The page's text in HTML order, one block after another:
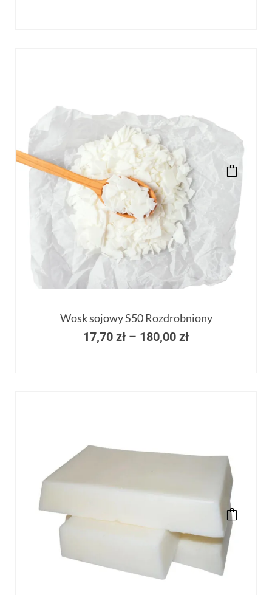
Wosk sojowy S50 Rozdrobniony
17,70 zł – 180,00 zł